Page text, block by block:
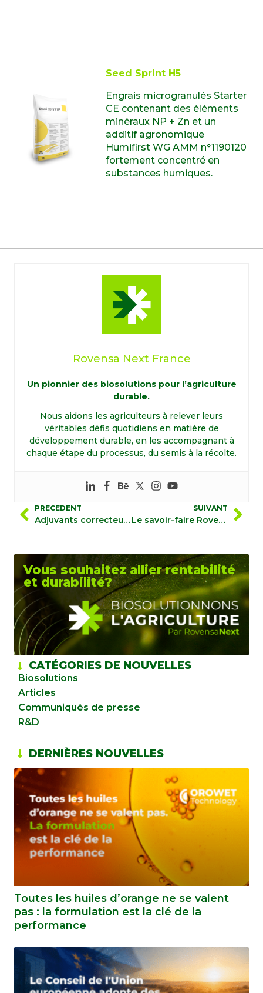
Seed Sprint H5
Engrais microgranulés Starter
CE contenant des éléments
minéraux NP + Zn et un
additif agronomique
Humifirst WG AMM n°1190120
fortement concentré en
substances humiques.
Rovensa Next France
Un pionnier des biosolutions pour l’agriculture
durable.
Nous aidons les agriculteurs à relever leurs
véritables défis quotidiens en matière de
développement durable, en les accompagnant à
chaque étape du processus, du semis à la récolte.
PRECEDENT
Adjuvants correcteurs d’eau pour réguler deux paramètres essentiels sur l’efficacité des produits de traitement
SUIVANT
Le savoir-faire Rovensa Next au service des cultures sensibles à la chlorose ferrique : Ultraferro
Vous souhaitez allier rentabilité
et durabilité?
CATÉGORIES DE NOUVELLES
Biosolutions
Articles
Communiqués de presse
R&D
DERNIÈRES NOUVELLES
Toutes les huiles d’orange ne se valent
pas : la formulation est la clé de la
performance